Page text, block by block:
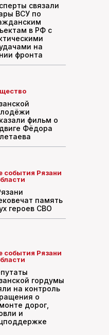
связали
ВСУ по
в РФ с
на
фронта
фильм о
Фёдора
события Рязани
память
героев СВО
события Рязани
гордумы
на контроль
о
дорог,
и